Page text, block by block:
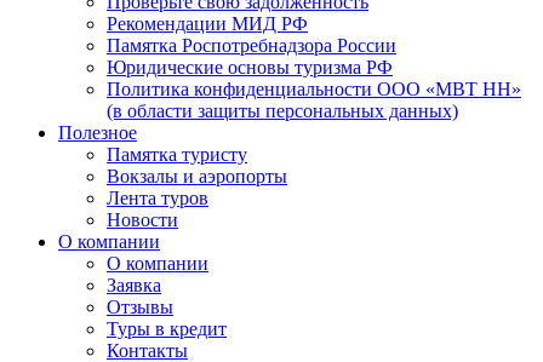
Рекомендации МИД РФ
Памятка Роспотребнадзора России
Юридические основы туризма РФ
Политика конфиденциальности ООО «МВТ НН»
(в области защиты персональных данных)
Полезное
Памятка туристу
Вокзалы и аэропорты
Лента туров
Новости
О компании
О компании
Заявка
Отзывы
Туры в кредит
Контакты